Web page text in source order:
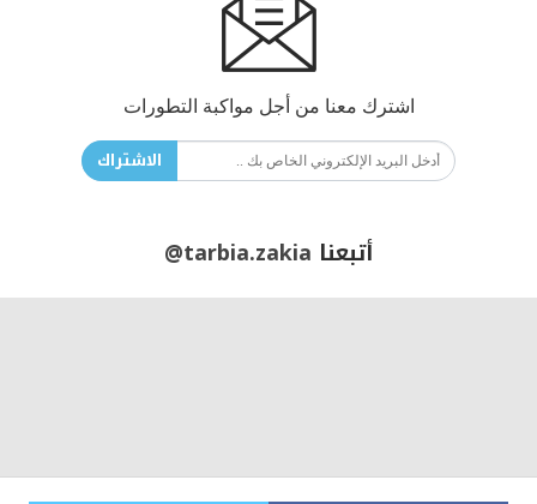
اشترك معنا من أجل مواكبة التطورات
الاشتراك
أتبعنا @tarbia.zakia